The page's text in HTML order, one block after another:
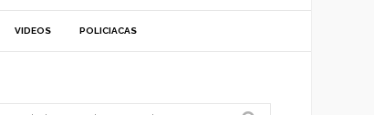
VIDEOS POLICIACAS